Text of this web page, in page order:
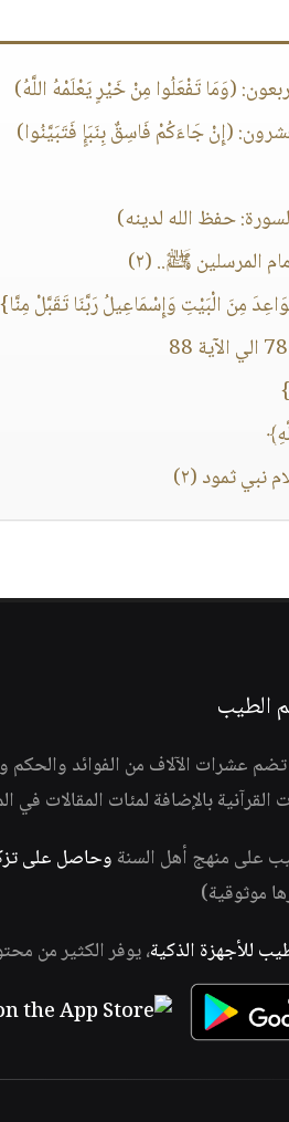
(وَمَا تَفْعَلُوا مِنْ خَيْرٍ يَعْلَمْهُ اللَّهُ)
(إِنْ جَاءَكُمْ فَاسِقٌ بِنَبَإٍ فَتَبَيَّنُوا)
حفظ الله لدينه)
المرسلين ﷺ.. (٢)
مِنَ الْبَيْتِ وَإِسْمَاعِيلُ رَبَّنَا تَقَبَّلْ مِنَّا}
نبي ثمود (٢)
الطيب
عشرات الآلاف من الفوائد والحكم
القرآنية بالإضافة لمئات المقالات في
على منهج أهل السنة وحاصل على
موثوقية)
للأجهزة الذكية، يوفر الكثير من